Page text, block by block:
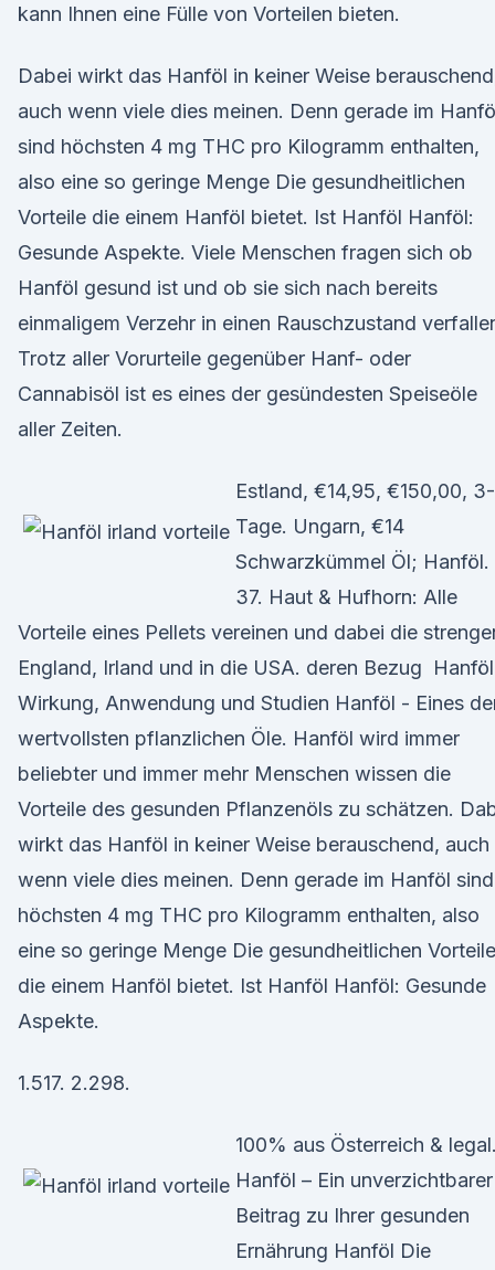
kann Ihnen eine Fülle von Vorteilen bieten.
Dabei wirkt das Hanföl in keiner Weise
auch wenn viele dies meinen. Denn gerade im
sind höchsten 4 mg THC pro Kilogramm enthalten,
also eine so geringe Menge Die gesundheitlichen
Vorteile die einem Hanföl bietet. Ist Hanföl Hanföl:
Gesunde Aspekte. Viele Menschen fragen sich ob
Hanföl gesund ist und ob sie sich nach bereits
einmaligem Verzehr in einen Rauschzustand
Trotz aller Vorurteile gegenüber Hanf- oder
Cannabisöl ist es eines der gesündesten Speiseöle
aller Zeiten.
Estland, €14,95, €150,00,
Tage. Ungarn, €14
Schwarzkümmel Öl; Hanföl.
37. Haut & Hufhorn: Alle
Vorteile eines Pellets vereinen und dabei die
England, Irland und in die USA. deren Bezug
Wirkung, Anwendung und Studien Hanföl - Eines
wertvollsten pflanzlichen Öle. Hanföl wird immer
beliebter und immer mehr Menschen wissen die
Vorteile des gesunden Pflanzenöls zu schätzen.
wirkt das Hanföl in keiner Weise berauschend, auch
wenn viele dies meinen. Denn gerade im Hanföl sind
höchsten 4 mg THC pro Kilogramm enthalten, also
eine so geringe Menge Die gesundheitlichen Vorteile
die einem Hanföl bietet. Ist Hanföl Hanföl: Gesunde
Aspekte.
1.517. 2.298.
100% aus Österreich & legal.
Hanföl – Ein unverzichtbarer
Beitrag zu Ihrer gesunden
Ernährung Hanföl Die